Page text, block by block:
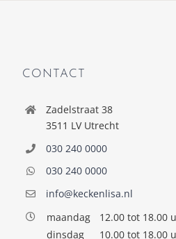
CONTACT
Zadelstraat 38
3511 LV Utrecht
030 240 0000
030 240 0000
info@keckenlisa.nl
maandag
12.00 tot 18.00 u
dinsdag
10.00 tot 18.00 u